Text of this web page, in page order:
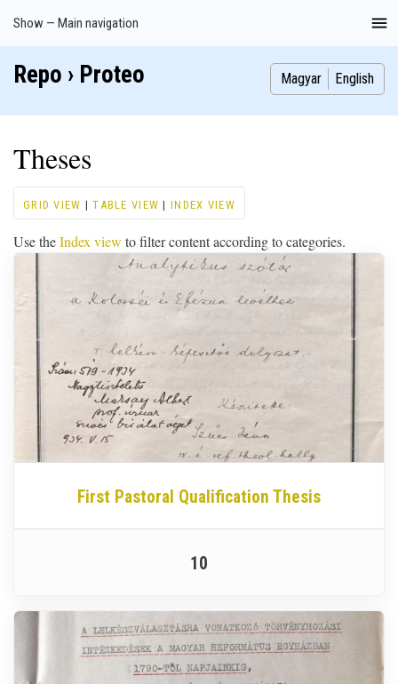
Main
navigation
Show — Main navigation
Index
Publications
Theses
Images
Contributors
Repo › Proteo Magyar English
Theses
GRID VIEW |TABLE VIEW |INDEX VIEW
Use theIndex view to filter content according to categories.
First Pastoral Qualification Thesis
10